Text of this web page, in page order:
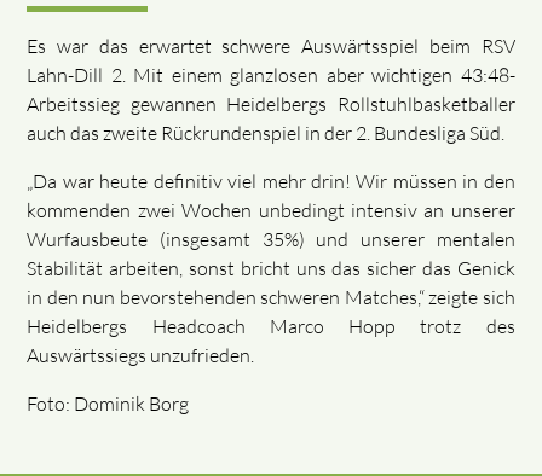
Es war das erwartet schwere Auswärtsspiel beim RSV
Lahn-Dill 2. Mit einem glanzlosen aber wichtigen 43:48-
Arbeitssieg gewannen Heidelbergs Rollstuhlbasketballer
auch das zweite Rückrundenspiel in der 2. Bundesliga Süd.
„Da war heute definitiv viel mehr drin! Wir müssen in den
kommenden zwei Wochen unbedingt intensiv an unserer
Wurfausbeute (insgesamt 35%) und unserer mentalen
Stabilität arbeiten, sonst bricht uns das sicher das Genick
in den nun bevorstehenden schweren Matches,“ zeigte sich
Heidelbergs Headcoach Marco Hopp trotz des
Auswärtssiegs unzufrieden.
Foto: Dominik Borg